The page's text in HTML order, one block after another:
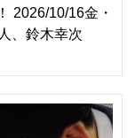
2026/10/16金・
、鈴木幸次